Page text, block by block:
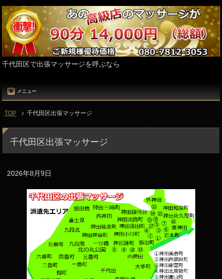
千代田区で出張マッサージを呼ぶなら
メニュー
TOP 千代田区出張マッサージ
千代田区出張マッサージ
2026年8月9日